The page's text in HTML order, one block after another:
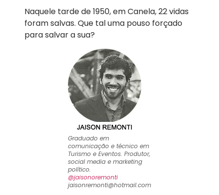
Naquele tarde de 1950, em Canela, 22 vidas
foram salvas. Que tal uma pouso forçado
para salvar a sua?
Graduado em
comunicação e técnico em
Turismo e Eventos. Produtor,
social media e marketing
político.
@jaisonoremonti
jaisonremonti@hotmail.com